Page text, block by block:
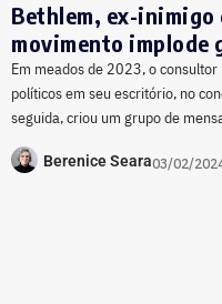
Bethlem, ex-inimigo
movimento implode
Em meados de 2023, o
políticos em seu escritório, no
seguida, criou um grupo de
Berenice Seara03/02/